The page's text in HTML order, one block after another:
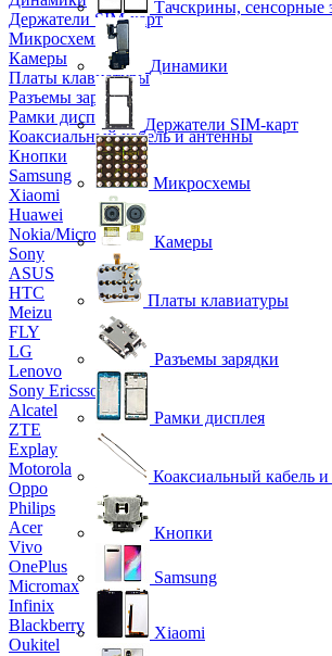
Держатели SIM-карт
Микросхемы
Камеры
Платы клавиатуры
Разъемы зарядки
Рамки дисплея
Коаксиальный кабель и антенны
Кнопки
Samsung
Xiaomi
Huawei
Nokia/Microsoft
Sony
ASUS
HTC
Meizu
FLY
LG
Lenovo
Sony Ericsson
Alcatel
ZTE
Explay
Motorola
Oppo
Philips
Acer
Vivo
OnePlus
Micromax
Infinix
Blackberry
Oukitel
Тачскрины, сенсорные
Динамики
Держатели SIM-карт
Микросхемы
Камеры
Платы клавиатуры
Разъемы зарядки
Рамки дисплея
Коаксиальный кабель
Кнопки
Samsung
Xiaomi